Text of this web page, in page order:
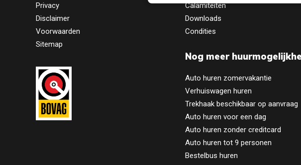
Privacy
Disclaimer
Voorwaarden
Sitemap
Calamiteiten
Downloads
Condities
Nog meer
Auto huren zomervakantie
Verhuiswagen huren
Trekhaak beschikbaar op aanvraag
Auto huren voor een dag
Auto huren zonder creditcard
Auto huren tot 9 personen
Bestelbus huren